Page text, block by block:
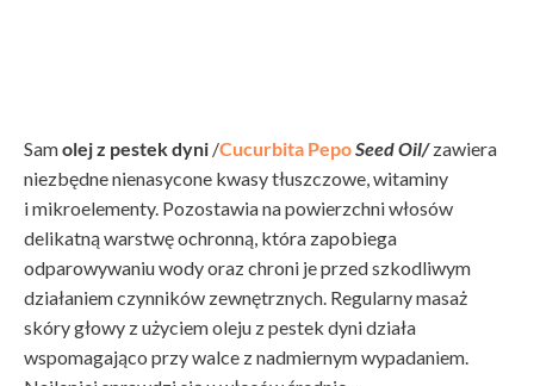
Samolej z pestek dyni /Cucurbita PepoSeed Oil/zawiera
niezbędne nienasycone kwasy tłuszczowe, witaminy
i mikroelementy. Pozostawia na powierzchni włosów
delikatną warstwę ochronną, która zapobiega
odparowywaniu wody oraz chroni je przed szkodliwym
działaniem czynników zewnętrznych. Regularny masaż
skóry głowy z użyciem oleju z pestek dyni działa
wspomagająco przy walce z nadmiernym wypadaniem.